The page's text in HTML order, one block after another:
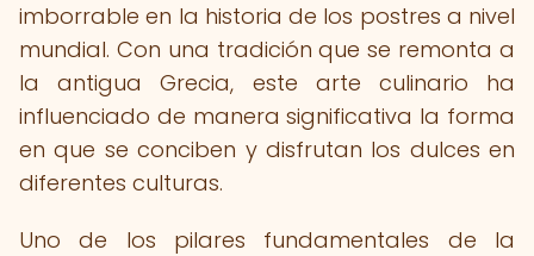
imborrable en la historia de los postres a nivel
mundial. Con una tradición que se remonta a
la antigua Grecia, este arte culinario ha
influenciado de manera significativa la forma
en que se conciben y disfrutan los dulces en
diferentes culturas.
Uno de los pilares fundamentales de la